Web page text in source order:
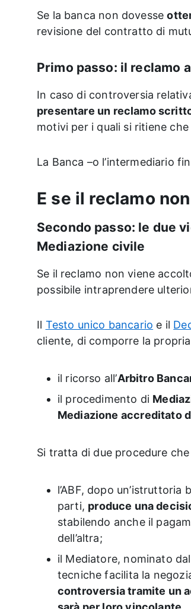
Se la banca non dovesse
revisione del contratto di
Primo passo: il reclamo
In caso di controversia
presentare un reclamo
motivi per i quali si ritiene
La Banca –o l’intermediario
E se il reclamo
Secondo passo: le due
Mediazione civile
Se il reclamo non viene
possibile intraprendere
Il Testo unico bancario e il
cliente, di comporre la
il ricorso all’Arbitro
il procedimento di
Mediazione accreditato
Si tratta di due procedure
l’ABF, dopo
parti, produce una
stabilendo anche il
dell’altra;
il Mediatore, nominato
tecniche facilita la
controversia tramite un